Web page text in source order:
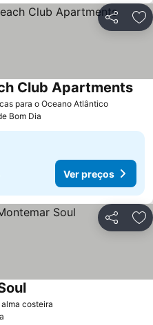
Partilhar
para o Oceano Atlântico
Club Apartments
Bom Dia
Ver preços
Partilhar
costeira